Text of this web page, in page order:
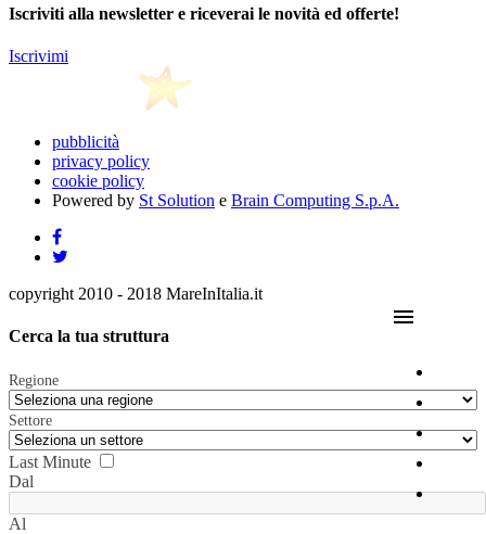
Iscriviti alla newsletter e riceverai le novità ed offerte!
Iscrivimi
pubblicità
privacy policy
cookie policy
Powered by St Solution e Brain Computing S.p.A.
copyright 2010 - 2018 MareInItalia.it
menu
Cerca la tua struttura
Regione
Settore
Last Minute
Dal
Al